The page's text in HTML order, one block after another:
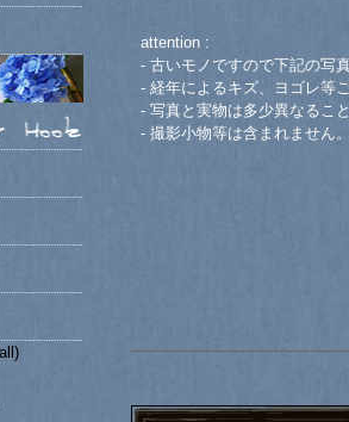
attention :
- 古いモノですので下記の写
- 経年によるキズ、ヨゴレ等
- 写真と実物は多少異なるこ
- 撮影小物等は含まれません